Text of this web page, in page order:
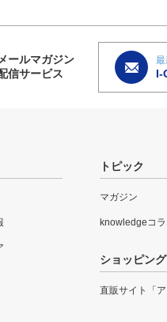
メールマガジン
信サービス
最
I-
トピック
マガジン
knowledgeコ
ショッピング
直販サイト「ア